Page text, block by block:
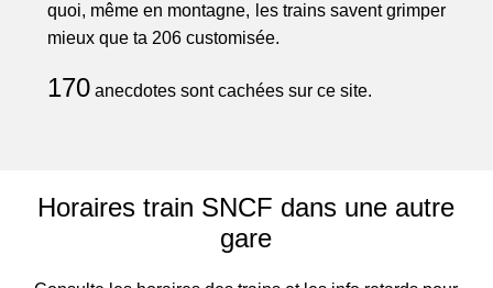
quoi, même en montagne, les trains savent grimper
mieux que ta 206 customisée.
170anecdotes sont cachées sur ce site.
Horaires train SNCF dans une autre
gare